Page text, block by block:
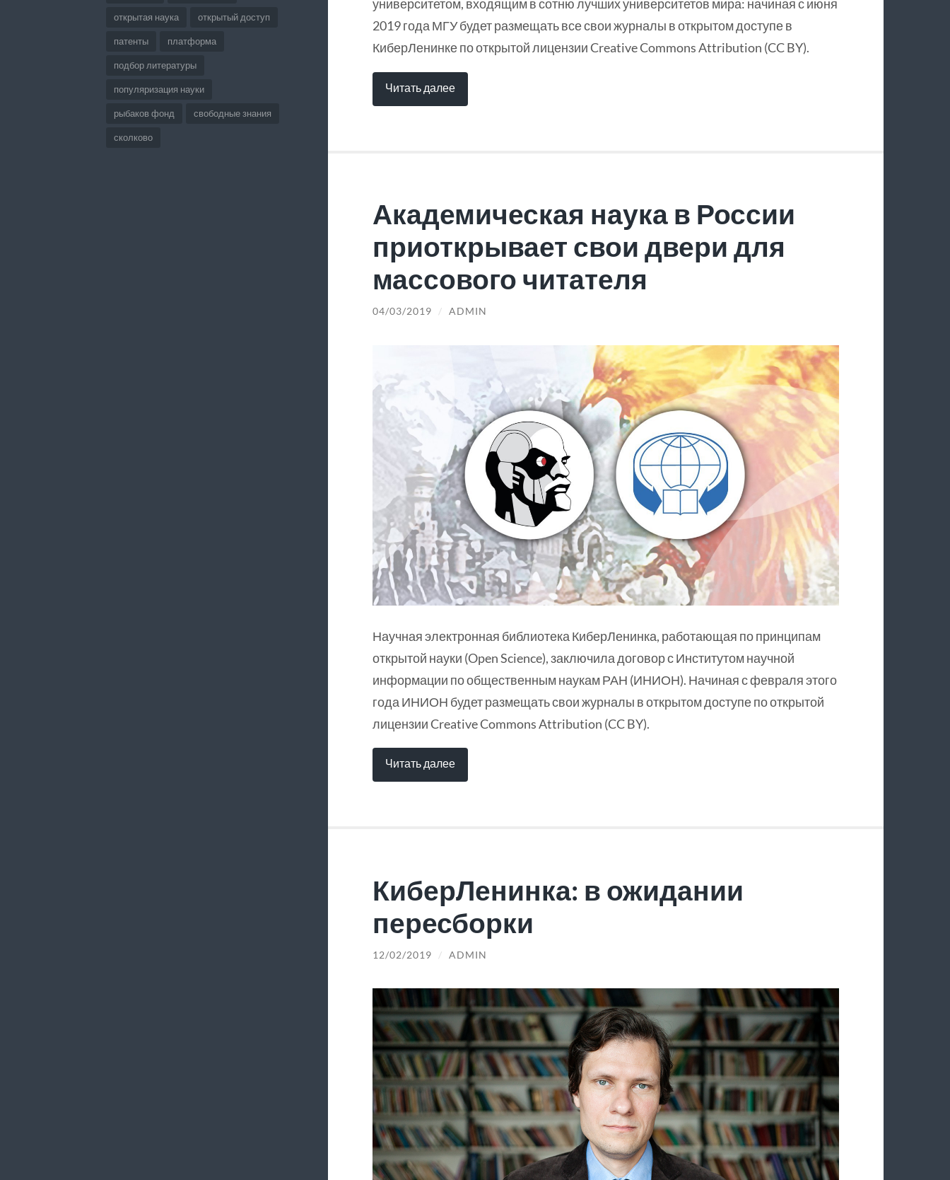
открытая наука открытый доступ
патенты платформа
подбор литературы
популяризация науки
рыбаков фонд свободные знания
сколково
университетом, входящим в сотню лучших университетов мира: начиная с июня
2019 года МГУ будет размещать все свои журналы в открытом доступе в
КиберЛенинке по открытой лицензии Creative Commons Attribution (CC BY).
Читать далее
Академическая наука в России
приоткрывает свои двери для
массового читателя
04/03/2019 / ADMIN
Научная электронная библиотека КиберЛенинка, работающая по принципам
открытой науки (Open Science), заключила договор с Институтом научной
информации по общественным наукам РАН (ИНИОН). Начиная с февраля этого
года ИНИОН будет размещать свои журналы в открытом доступе по открытой
лицензии Creative Commons Attribution (CC BY).
Читать далее
КиберЛенинка: в ожидании
пересборки
12/02/2019 / ADMIN